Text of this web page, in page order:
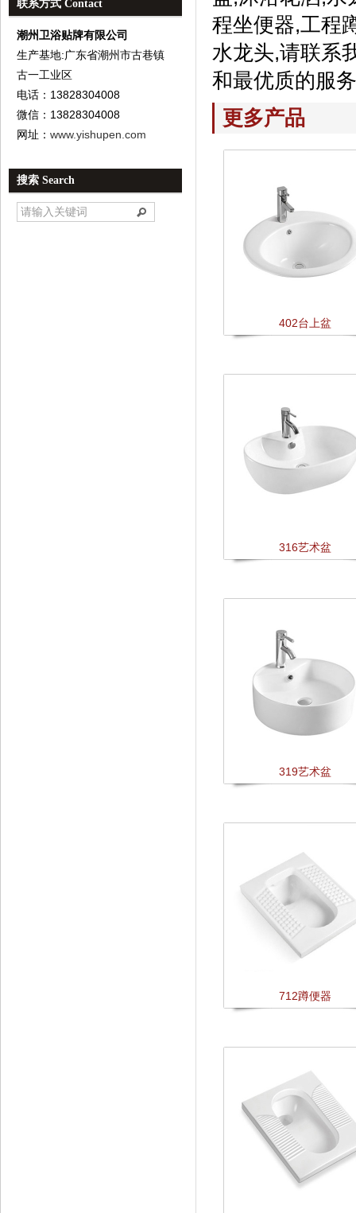
联系方式 Contact
潮州卫浴贴牌有限公司
生产基地:广东省潮州市古巷镇
古一工业区
电话：13828304008
微信：13828304008
网址： www.yishupen.com
搜索 Search
程坐便器,工程
水龙头,请联系
和最优质的服
更多产品
402台上盆
316艺术盆
319艺术盆
712蹲便器